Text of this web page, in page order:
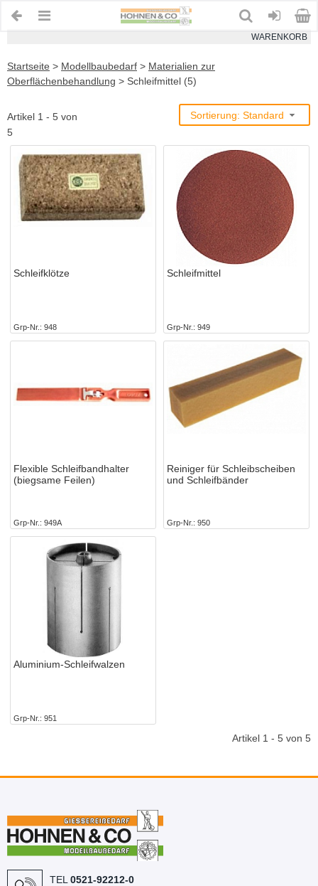
WARENKORB
Startseite > Modellbaubedarf > Materialien zur
Oberflächenbehandlung > Schleifmittel (5)
Artikel 1 - 5 von
5
Sortierung: Standard
Schleifklötze
Grp-Nr. 948
Schleifmittel
Grp-Nr. 949
Flexible Schleifbandhalter
(biegsame Feilen)
Grp-Nr. 949A
Reiniger für Schleibscheiben
und Schleifbänder
Grp-Nr. 950
Aluminium-Schleifwalzen
Grp-Nr. 951
Artikel 1 - 5 von 5
TEL 0521-92212-0